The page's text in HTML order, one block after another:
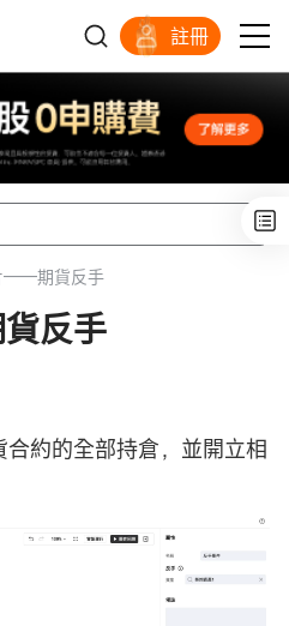
註冊
——期貨反手
反手
約的全部持倉，並開立相